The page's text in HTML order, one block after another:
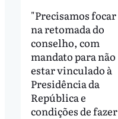
"Precisamos focar
na retomada do
conselho, com
mandato para não
estar vinculado à
Presidência da
República e
condições de fazer